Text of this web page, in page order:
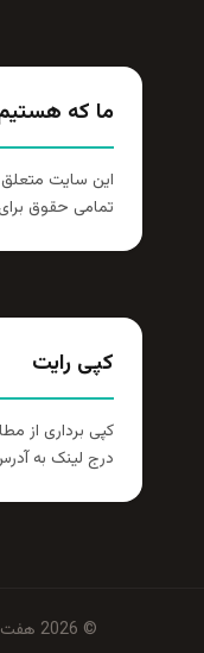
ما که
این سایت
تمامی حقوق
کپی رایت
کپی برداری از
درج لینک به
© 2026 هفت گنج. تمامی حقوق محفوظ است.